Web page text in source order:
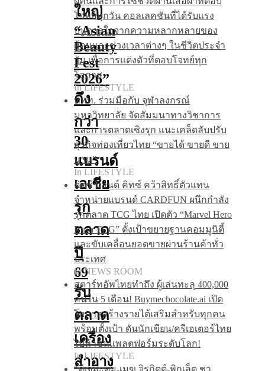
ใหญ่
“Asian
Beauty
Fest
2026”
ดึง
กว่า
30
แบรนด์
เอเชีย
รุก
ตลาด
ปี
69
รับ
ตลาด
เครื่อง
สำอาง
โจทย์ทุกวัน คอลเลคชันที่ได้รับแรง
บันดาลใจจากความหลากหลายของ
ผู้คนและช่วงเวลาต่างๆ ในชีวิตประจำ
วัน เพื่อการแต่งตัวที่ตอบโจทย์ทุก
โอกาส
In LIFESTYLE
ททท. ร่วมมือกับ จุฬาลงกรณ์
มหาวิทยาลัย จัดสัมมนาทางวิชาการ
และการตลาดเชิงรุก แนะเคล็ดลับปรับ
ธุรกิจท่องเที่ยวไทย “ขายได้ ขายดี ขาย
นาน”
In LIFESTYLE
คิดซ์ แอนด์ คิทซ์ คว้าสิทธิ์ตัวแทน
จำหน่ายแบรนด์ CARDFUN ผนึกกำลัง
รุกตลาด TCG ไทย เปิดตัว “Marvel Hero
Rush TCG” ตั้งเป้าขยายฐานคอมมูนิตี้
และขับเคลื่อนยอดขายผ่านร้านค้าทั่ว
ประเทศ
In NEWS ROOM
สตาร์ทอัพไทยทำถึง ผู้เล่นทะลุ 400,000
คนใน 5 เดือน! Buymechocolate.ai เปิด
โอกาสสร้างรายได้เสริมสำหรับทุกคน
พร้อมตั้งเป้า ดันนักเขียน/ครีเอเตอร์ไทย
ไปท้าชนแพลตฟอร์มระดับโลก!
In LIFESTYLE